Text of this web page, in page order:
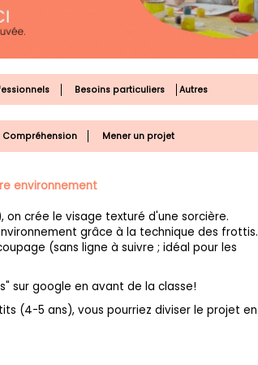
Besoins particuliers Autres
Compréhension Mener un projet
environnement
crée le visage texturé d'une sorcière.
grâce à la technique des frottis.
(sans ligne à suivre ; idéal pour les
sur google en avant de la classe!
(4-5 ans), vous pourriez diviser le projet en